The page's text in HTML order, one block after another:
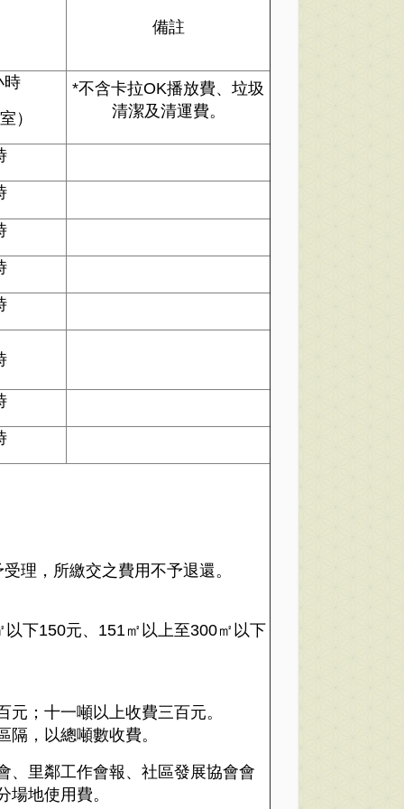
備註
時
）
*不含卡拉OK播放費、垃圾
清潔及清運費。
理，所繳交之費用不予退還。
下150元、151㎡以上至300㎡以下
；十一噸以上收費三百元。
，以總噸數收費。
、里鄰工作會報、社區發展協會會
地使用費。